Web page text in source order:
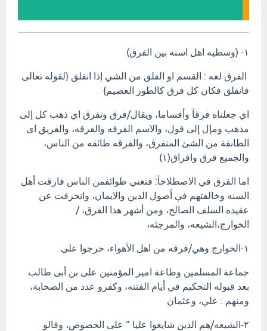
١- (وسطيه اهل اسنه بين الفرق)
الفرق لغه : القسم او الفلق من الشي إذا انفلق {لقوله تعالى
فانفلق فكان كل فرق كالطور العضيم}
اي جعلناه فرقآ وأقساما، ويقال/فرق وتفرق اي ذهب كل إلى
مذهب ومإل إلى قول، والاسم الفرقه والفرقه، والفريق اى
الطاىفة من الشئ المتفرق، والفرقه طائفه من الناس،
والجميع فرق وافراق(١)
اما الفرق في الاصطلاحآ: فتغني طوائفمن الناس فارقت أهل
السنه وخالفتهم في أصول الدين والايمان، وانحرفت عن
عقيده السلف الصالح، ومن أشهر هذا الفرق، /
الخوارج،الشيعه، والمرجئه،
١-الخوارج وهي/فرقه من اهل الأهواء، خرجوا على
جماعة المسلمين وطاعة امير المؤمنين على بن أبى طالب
بعد قبوله التحكيم في أيام الفتنه، وكفرو عدد من الصحابة،
ومنهم : علي، وعثمان
٢-الشيعه/هم الذين شايعوا عليا " على الحصوص، وقالو